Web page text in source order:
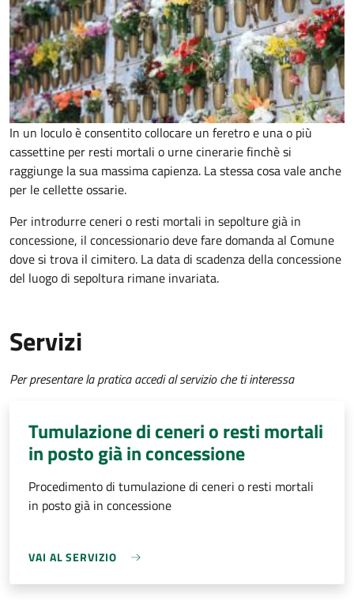
In un loculo è consentito collocare un feretro e una o più
cassettine per resti mortali o urne cinerarie finchè si
raggiunge la sua massima capienza. La stessa cosa vale anche
per le cellette ossarie.
Per introdurre ceneri o resti mortali in sepolture già in
concessione, il concessionario deve fare domanda al Comune
dove si trova il cimitero. La data di scadenza della concessione
del luogo di sepoltura rimane invariata.
Servizi
Per presentare la pratica accedi al servizio che ti interessa
Tumulazione di ceneri o resti mortali
in posto già in concessione
Procedimento di tumulazione di ceneri o resti mortali
in posto già in concessione
VAI AL SERVIZIO